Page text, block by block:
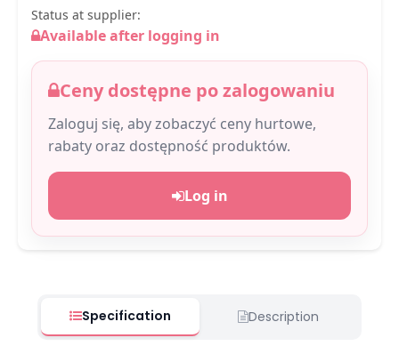
Status at supplier:
Available after logging in
Ceny dostępne po zalogowaniu
Zaloguj się, aby zobaczyć ceny hurtowe,
rabaty oraz dostępność produktów.
Log in
Specification Description